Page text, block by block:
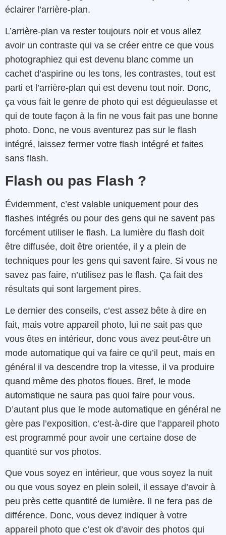
éclairer l’arrière-plan.
L’arrière-plan va rester toujours noir et vous allez
avoir un contraste qui va se créer entre ce que vous
photographiez qui est devenu blanc comme un
cachet d’aspirine ou les tons, les contrastes, tout est
parti et l’arrière-plan qui est devenu tout noir. Donc,
ça vous fait le genre de photo qui est dégueulasse et
qui de toute façon à la fin ne vous fait pas une bonne
photo. Donc, ne vous aventurez pas sur le flash
intégré, laissez fermer votre flash intégré et faites
sans flash.
Flash ou pas Flash ?
Évidemment, c’est valable uniquement pour des
flashes intégrés ou pour des gens qui ne savent pas
forcément utiliser le flash. La lumière du flash doit
être diffusée, doit être orientée, il y a plein de
techniques pour les gens qui savent faire. Si vous ne
savez pas faire, n’utilisez pas le flash. Ça fait des
résultats qui sont largement pires.
Le dernier des conseils, c’est assez bête à dire en
fait, mais votre appareil photo, lui ne sait pas que
vous êtes en intérieur, donc vous avez peut-être un
mode automatique qui va faire ce qu’il peut, mais en
général il va descendre trop la vitesse, il va produire
quand même des photos floues. Bref, le mode
automatique ne saura pas quoi faire pour vous.
D’autant plus que le mode automatique en général ne
gère pas l’exposition, c’est-à-dire que l’appareil photo
est programmé pour avoir une certaine dose de
quantité sur vos photos.
Que vous soyez en intérieur, que vous soyez la nuit
ou que vous soyez en plein soleil, il essaye d’avoir à
peu près cette quantité de lumière. Il ne fera pas de
différence. Donc, vous devez indiquer à votre
appareil photo que c’est ok d’avoir des photos qui